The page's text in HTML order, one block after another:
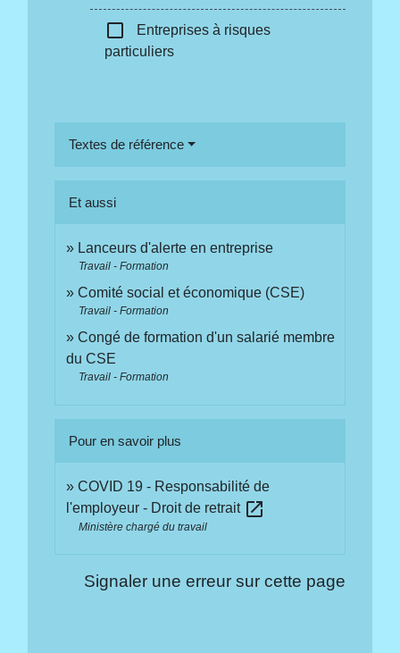
check_box_outline_blank
Entreprises à risques
particuliers
Textes de référence
Et aussi
Lanceurs d'alerte en entreprise
Travail - Formation
Comité social et économique (CSE)
Travail - Formation
Congé de formation d'un salarié membre
du CSE
Travail - Formation
Pour en savoir plus
COVID 19 - Responsabilité de
l'employeur - Droit de retrait open_in_new
Ministère chargé du travail
Signaler une erreur sur cette page